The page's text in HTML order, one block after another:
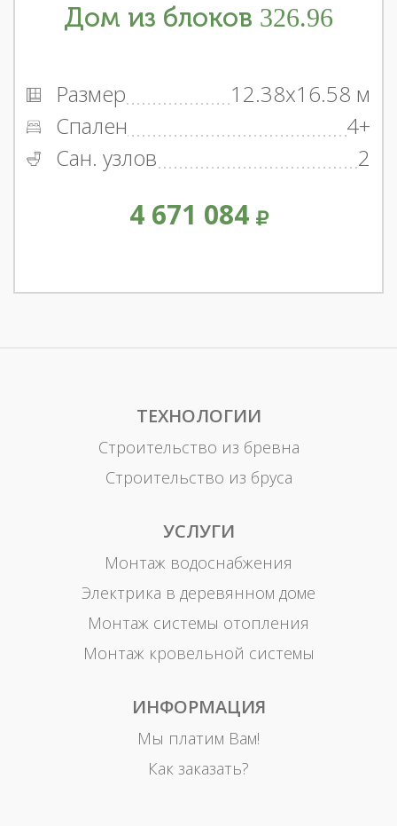
Дом из блоков 326.96
Размер
12.38x16.58 м
Спален
4+
Сан. узлов
2
4 671 084
ТЕХНОЛОГИИ
Строительство из бревна
Строительство из бруса
УСЛУГИ
Монтаж водоснабжения
Электрика в деревянном доме
Монтаж системы отопления
Монтаж кровельной системы
ИНФОРМАЦИЯ
Мы платим Вам!
Как заказать?